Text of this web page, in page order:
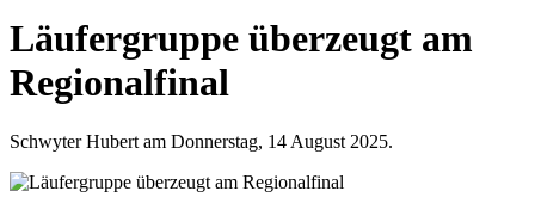
Läufergruppe überzeugt am
Regionalfinal
Schwyter Hubert am Donnerstag, 14 August 2025.